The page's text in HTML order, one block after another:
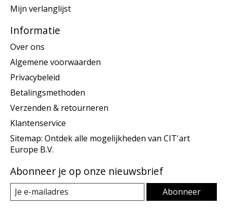
Mijn verlanglijst
Informatie
Over ons
Algemene voorwaarden
Privacybeleid
Betalingsmethoden
Verzenden & retourneren
Klantenservice
Sitemap: Ontdek alle mogelijkheden van CIT'art
Europe B.V.
Abonneer je op onze nieuwsbrief
Abonneer